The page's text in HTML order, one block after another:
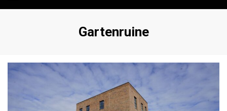
Schlagwort
:
Gartenruine